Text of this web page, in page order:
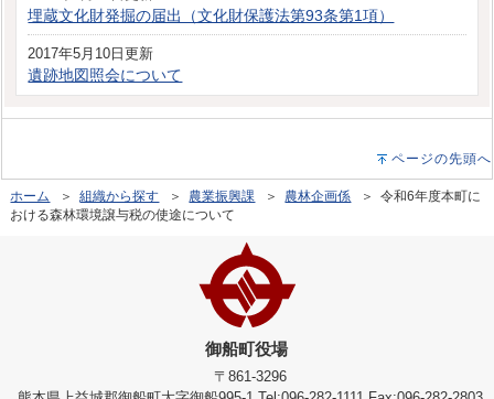
埋蔵文化財発掘の届出（文化財保護法第93条第1項）
2017年5月10日更新
遺跡地図照会について
ページの先頭へ
ホーム ＞組織から探す ＞ 農業振興課 ＞ 農林企画係 ＞ 令和6年度本町に
おける森林環境譲与税の使途について
御船町役場
〒861-3296